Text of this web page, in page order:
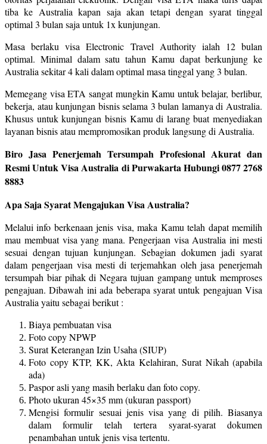
tiba ke Australia kapan saja akan tetapi dengan syarat tinggal
optimal 3 bulan saja untuk 1x kunjungan.
Masa berlaku visa Electronic Travel Authority ialah 12 bulan
optimal. Minimal dalam satu tahun Kamu dapat berkunjung ke
Australia sekitar 4 kali dalam optimal masa tinggal yang 3 bulan.
Memegang visa ETA sangat mungkin Kamu untuk belajar, berlibur,
bekerja, atau kunjungan bisnis selama 3 bulan lamanya di Australia.
Khusus untuk kunjungan bisnis Kamu di larang buat menyediakan
layanan bisnis atau mempromosikan produk langsung di Australia.
Biro Jasa Penerjemah Tersumpah Profesional Akurat dan
Resmi Untuk Visa Australia di Purwakarta Hubungi 0877 2768
8883
Apa Saja Syarat Mengajukan Visa Australia?
Melalui info berkenaan jenis visa, maka Kamu telah dapat memilih
mau membuat visa yang mana. Pengerjaan visa Australia ini mesti
sesuai dengan tujuan kunjungan. Sebagian dokumen jadi syarat
dalam pengerjaan visa mesti di terjemahkan oleh jasa penerjemah
tersumpah biar pihak di Negara tujuan gampang untuk memproses
pengajuan. Dibawah ini ada beberapa syarat untuk pengajuan Visa
Australia yaitu sebagai berikut :
Biaya pembuatan visa
Foto copy NPWP
Surat Keterangan Izin Usaha (SIUP)
Foto copy KTP, KK, Akta Kelahiran, Surat Nikah (apabila
ada)
Paspor asli yang masih berlaku dan foto copy.
Photo ukuran 45×35 mm (ukuran passport)
Mengisi formulir sesuai jenis visa yang di pilih. Biasanya
dalam formulir telah tertera syarat-syarat dokumen
penambahan untuk jenis visa tertentu.